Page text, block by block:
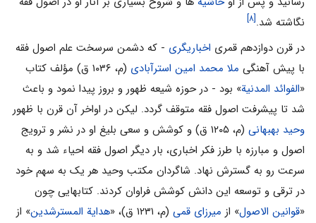
نگاشته شد.[۸]
در قرن دوازدهم قمری اخباریگری - که دشمن سرسخت علم اصول فقه
با پیش آهنگی ملا محمد امین استرآبادى
(م، ۱۰۳۶ ق) مؤلف کتاب
«الفوائد المدنیة» بود - در حوزه شیعه ظهور و بروز پیدا نمود و باعث
شد تا پیشرفت اصول فقه متوقف گردد. لیکن در اواخر آن قرن با ظهور
وحید بهبهانی
(م، ۱۲۰۵ ق) و کوشش و سعی بلیغ او در نشر و ترویج
اصول و مبارزه با طرز فکر اخباری، بار دیگر اصول فقه احیاء شد و به
سرعت رو به گسترش نهاد. شاگردان مکتب وحید هر یک به سهم خود
در ترقی و توسعه این دانش کوشش فراوان کردند. کتابهایی چون
«قوانین الاصول» از میرزای قمی (م، ۱۲۳۱ ق)، « هدایة المسترشدین» از